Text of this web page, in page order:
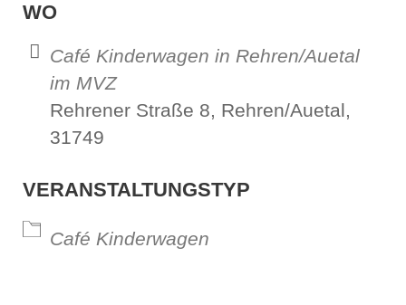
WO
Café Kinderwagen in Rehren/Auetal
im MVZ
Rehrener Straße 8, Rehren/Auetal,
31749
VERANSTALTUNGSTYP
Café Kinderwagen